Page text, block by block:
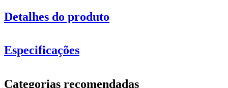
Detalhes do produto
Especificações
Categorias recomendadas